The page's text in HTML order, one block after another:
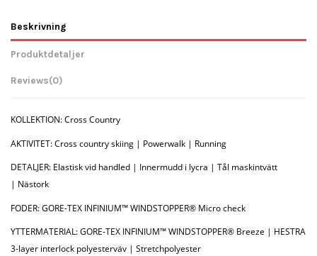
Beskrivning
Produktdetaljer
Reviews(0)
KOLLEKTION: Cross Country
AKTIVITET: Cross country skiing | Powerwalk | Running
DETALJER: Elastisk vid handled | Innermudd i lycra | Tål maskintvätt
| Nästork
FODER: GORE-TEX INFINIUM™ WINDSTOPPER® Micro check
YTTERMATERIAL: GORE-TEX INFINIUM™ WINDSTOPPER® Breeze | HESTRA
3-layer interlock polyesterväv | Stretchpolyester